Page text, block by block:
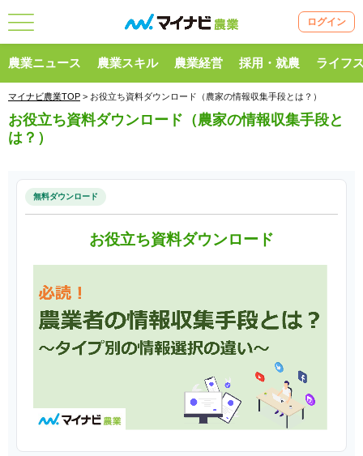
ログイン
農業ニュース 農業スキル 農業経営 採用・就農 ライフ
マイナビ農業TOP > お役立ち資料ダウンロード（農家の情報収集手段とは？）
お役立ち資料ダウンロード（農家の情報収集手段と
は？）
無料ダウンロード
お役立ち資料ダウンロード